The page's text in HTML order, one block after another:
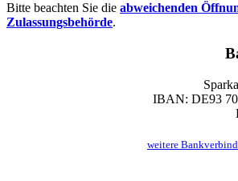
Bitte beachten Sie die abweichenden
Zulassungsbehörde.
IBAN: DE93
weitere